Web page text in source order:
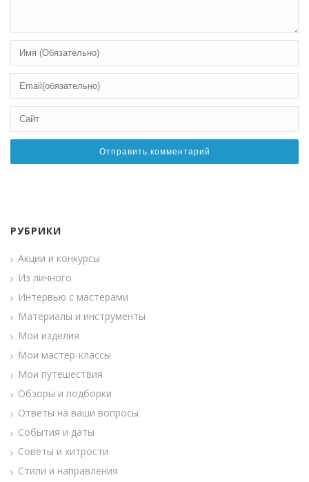
РУБРИКИ
Акции и конкурсы
Из личного
Интервью с мастерами
Материалы и инструменты
Мои изделия
Мои мастер-классы
Мои путешествия
Обзоры и подборки
Ответы на ваши вопросы
События и даты
Советы и хитрости
Стили и направления